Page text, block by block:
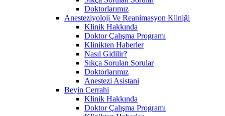
Doktorlarımız
Anesteziyoloji Ve Reanimasyon Kliniği
Klinik Hakkında
Doktor Çalışma Programı
Klinikten Haberler
Nasıl Gidilir?
Sıkça Sorulan Sorular
Doktorlarımız
Anestezi Asistani
Beyin Cerrahi
Klinik Hakkında
Doktor Çalışma Programı